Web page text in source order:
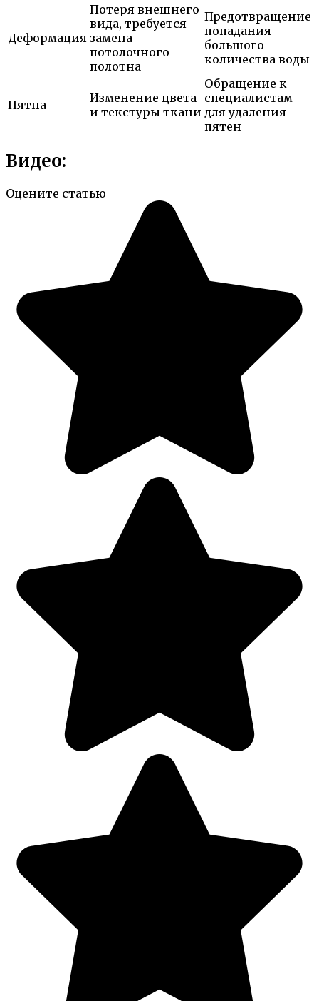
Деформация
Потеря внешнего
вида, требуется
замена
потолочного
полотна
Предотвращение
попадания
большого
количества воды
Пятна
Изменение цвета
и текстуры ткани
Обращение к
специалистам
для удаления
пятен
Видео:
Оцените статью